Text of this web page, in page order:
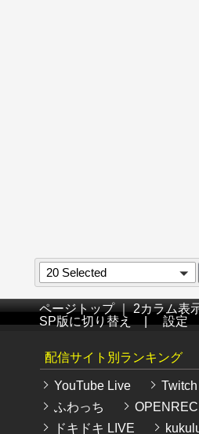
20 Selected
ページトップ｜2カラム表
SP版に切り替え
設定
配信サイト別ランキング
YouTube Live Twitch
ふわっち
ドキドキ LIVE